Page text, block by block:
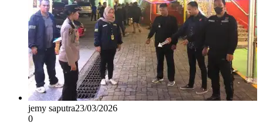
jemy saputra23/03/2026
0